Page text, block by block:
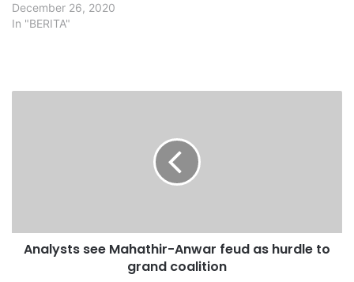
December 26, 2020
In "BERITA"
s
Analysts see Mahathir-Anwar feud as hurdle to
grand coalition